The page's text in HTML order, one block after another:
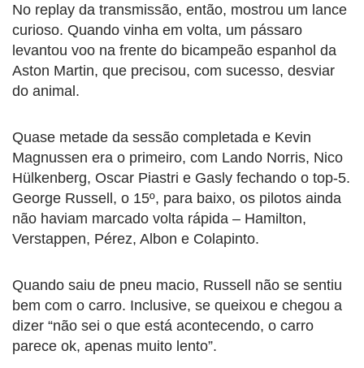
No replay da transmissão, então, mostrou um lance
curioso. Quando vinha em volta, um pássaro
levantou voo na frente do bicampeão espanhol da
Aston Martin, que precisou, com sucesso, desviar
do animal.
Quase metade da sessão completada e Kevin
Magnussen era o primeiro, com Lando Norris, Nico
Hülkenberg, Oscar Piastri e Gasly fechando o top-5.
George Russell, o 15º, para baixo, os pilotos ainda
não haviam marcado volta rápida – Hamilton,
Verstappen, Pérez, Albon e Colapinto.
Quando saiu de pneu macio, Russell não se sentiu
bem com o carro. Inclusive, se queixou e chegou a
dizer “não sei o que está acontecendo, o carro
parece ok, apenas muito lento”.